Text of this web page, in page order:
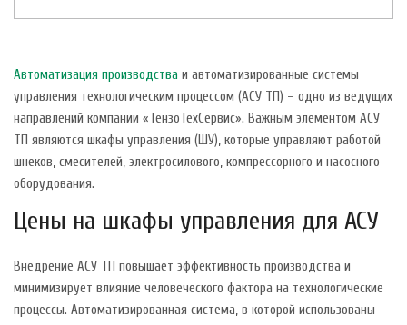
Автоматизация производства и автоматизированные системы
управления технологическим процессом (АСУ ТП) – одно из ведущих
направлений компании «ТензоТехСервис». Важным элементом АСУ
ТП являются шкафы управления (ШУ), которые управляют работой
шнеков, смесителей, электросилового, компрессорного и насосного
оборудования.
Цены на шкафы управления для АСУ
Внедрение АСУ ТП повышает эффективность производства и
минимизирует влияние человеческого фактора на технологические
процессы. Автоматизированная система, в которой использованы